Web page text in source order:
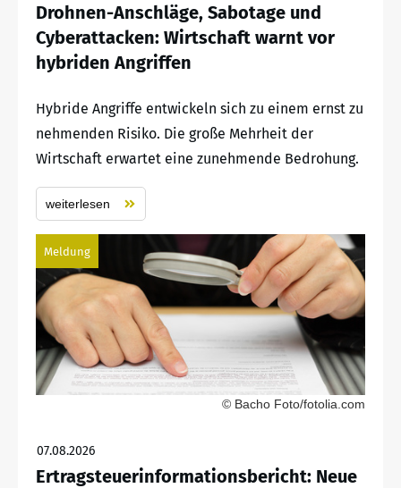
Drohnen-Anschläge, Sabotage und
Cyberattacken: Wirtschaft warnt vor
hybriden Angriffen
Hybride Angriffe entwickeln sich zu einem ernst zu
nehmenden Risiko. Die große Mehrheit der
Wirtschaft erwartet eine zunehmende Bedrohung.
weiterlesen
Meldung
© Bacho Foto/fotolia.com
07.08.2026
Ertragsteuerinformationsbericht: Neue